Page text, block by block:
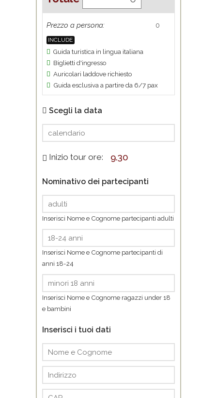
Prezzo a persona:
INCLUDE
Guida turistica in lingua italiana
Biglietti d'ingresso
Auricolari laddove richiesto
Guida esclusiva a partire da 6/7 pax
Scegli la data
Inizio tour ore:
Nominativo dei partecipanti
Inserisci Nome e Cognome partecipanti adulti
Inserisci Nome e Cognome partecipanti di
anni 18-24
Inserisci Nome e Cognome ragazzi under 18
e bambini
Inserisci i tuoi dati